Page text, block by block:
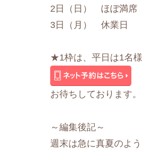
2日（日） ほぼ満席
3日（月） 休業日
★1枠は、平日は1名
お待ちしております。
～編集後記～
週末は急に真夏のよ